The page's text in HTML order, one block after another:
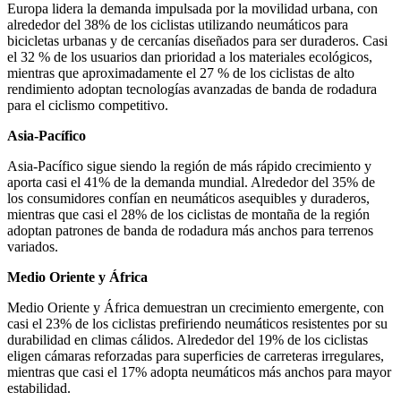
Europa lidera la demanda impulsada por la movilidad urbana, con
alrededor del 38% de los ciclistas utilizando neumáticos para
bicicletas urbanas y de cercanías diseñados para ser duraderos. Casi
el 32 % de los usuarios dan prioridad a los materiales ecológicos,
mientras que aproximadamente el 27 % de los ciclistas de alto
rendimiento adoptan tecnologías avanzadas de banda de rodadura
para el ciclismo competitivo.
Asia-Pacífico
Asia-Pacífico sigue siendo la región de más rápido crecimiento y
aporta casi el 41% de la demanda mundial. Alrededor del 35% de
los consumidores confían en neumáticos asequibles y duraderos,
mientras que casi el 28% de los ciclistas de montaña de la región
adoptan patrones de banda de rodadura más anchos para terrenos
variados.
Medio Oriente y África
Medio Oriente y África demuestran un crecimiento emergente, con
casi el 23% de los ciclistas prefiriendo neumáticos resistentes por su
durabilidad en climas cálidos. Alrededor del 19% de los ciclistas
eligen cámaras reforzadas para superficies de carreteras irregulares,
mientras que casi el 17% adopta neumáticos más anchos para mayor
estabilidad.